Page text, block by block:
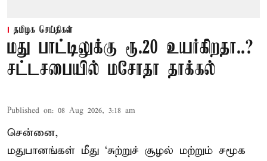
தமிழக செய்திகள்
மது பாட்டிலுக்கு ரூ.20 உயர்கிறதா..?
சட்டசபையில் மசோதா தாக்கல்
Published on: 08 Aug 2026, 3:18 am
சென்னை,
மதுபானங்கள் மீது ‘சுற்றுச் சூழல் மற்றும் சமூக